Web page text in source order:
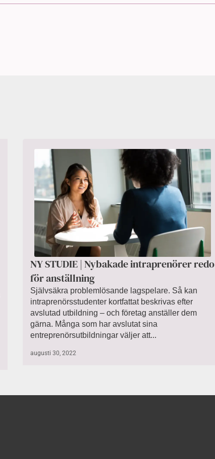
NY STUDIE | Nybakade intraprenörer redo
för anställning
Självsäkra problemlösande lagspelare. Så kan
intraprenörsstudenter kortfattat beskrivas efter
avslutad utbildning – och företag anställer dem
gärna. Många som har avslutat sina
entreprenörsutbildningar väljer att...
augusti 30, 2022